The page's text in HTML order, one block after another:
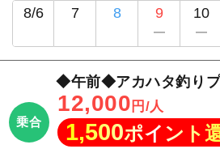
8/6 7 8 9 10
乗合
◆午前◆アカハタ釣り
12,000 円/人
1,500ポイント